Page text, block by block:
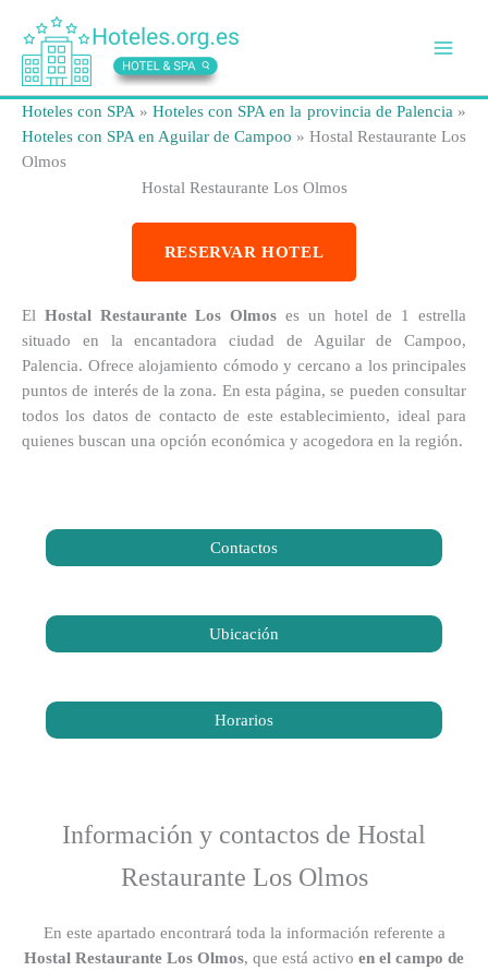
contenido
Hoteles con SPA » Hoteles con SPA en la provincia de Palencia »
Hoteles con SPA en Aguilar de Campoo » Hostal Restaurante Los
Olmos
Hostal Restaurante Los Olmos
RESERVAR HOTEL
El Hostal Restaurante Los Olmos es un hotel de 1 estrella
situado en la encantadora ciudad de Aguilar de Campoo,
Palencia. Ofrece alojamiento cómodo y cercano a los principales
puntos de interés de la zona. En esta página, se pueden consultar
todos los datos de contacto de este establecimiento, ideal para
quienes buscan una opción económica y acogedora en la región.
Contactos
Ubicación
Horarios
Información y contactos de Hostal
Restaurante Los Olmos
En este apartado encontrará toda la información referente a
Hostal Restaurante Los Olmos, que está activo en el campo de